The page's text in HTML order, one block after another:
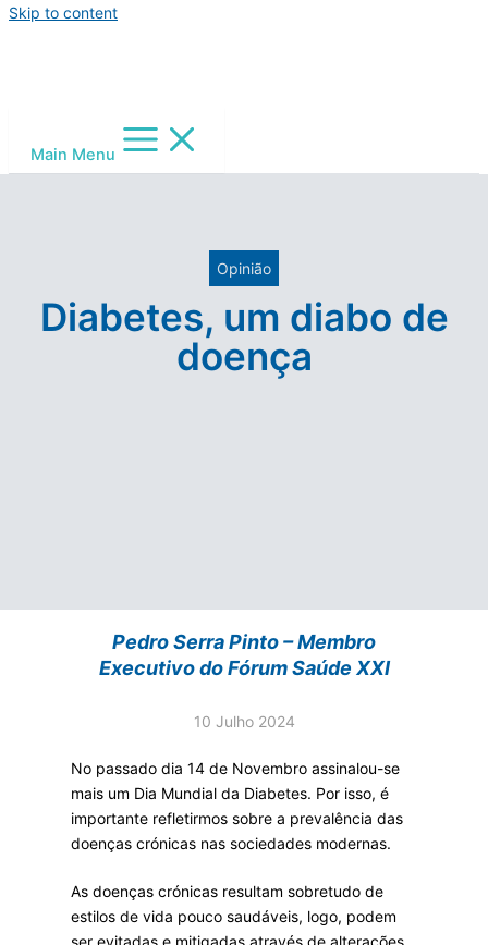
Skip to content
Main Menu
Opinião
Diabetes, um diabo de
doença
Pedro Serra Pinto – Membro
Executivo do Fórum Saúde XXI
10 Julho 2024
No passado dia 14 de Novembro assinalou-se
mais um Dia Mundial da Diabetes. Por isso, é
importante refletirmos sobre a prevalência das
doenças crónicas nas sociedades modernas.
As doenças crónicas resultam sobretudo de
estilos de vida pouco saudáveis, logo, podem
ser evitadas e mitigadas através de alterações